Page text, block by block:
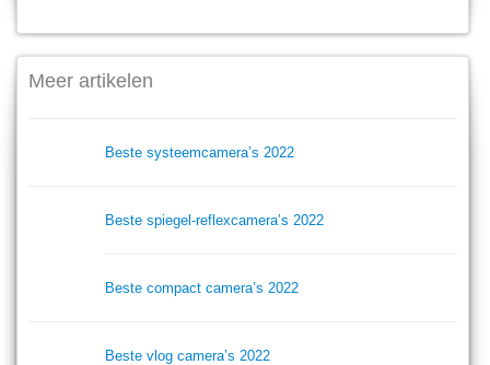
Meer artikelen
Beste systeemcamera’s 2022
Beste spiegel-reflexcamera’s 2022
Beste compact camera’s 2022
Beste vlog camera’s 2022